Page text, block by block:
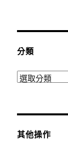
分類
分
其他操作